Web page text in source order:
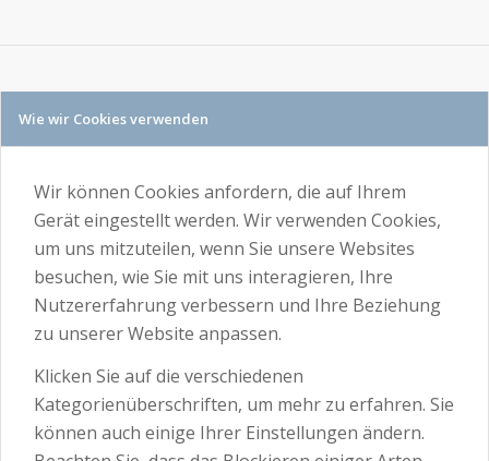
Wie wir Cookies verwenden
Wir können Cookies anfordern, die auf Ihrem
Gerät eingestellt werden. Wir verwenden Cookies,
um uns mitzuteilen, wenn Sie unsere Websites
besuchen, wie Sie mit uns interagieren, Ihre
Nutzererfahrung verbessern und Ihre Beziehung
zu unserer Website anpassen.
Klicken Sie auf die verschiedenen
Kategorienüberschriften, um mehr zu erfahren. Sie
können auch einige Ihrer Einstellungen ändern.